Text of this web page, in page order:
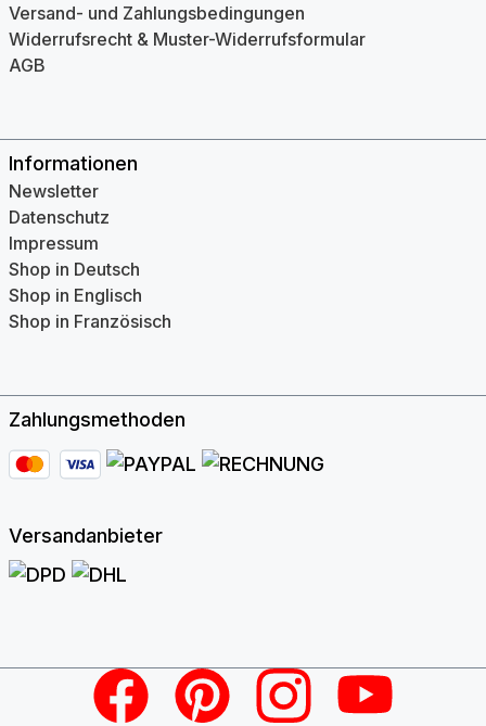
Versand- und Zahlungsbedingungen
Widerrufsrecht & Muster-Widerrufsformular
AGB
Informationen
Newsletter
Datenschutz
Impressum
Shop in Deutsch
Shop in Englisch
Shop in Französisch
Zahlungsmethoden
Versandanbieter